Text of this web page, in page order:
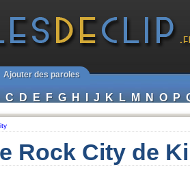
Ajouter des paroles
C D E F G H I J K L M N O P
Rock City de